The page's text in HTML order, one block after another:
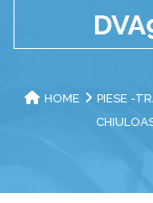
HOME
PIESE -